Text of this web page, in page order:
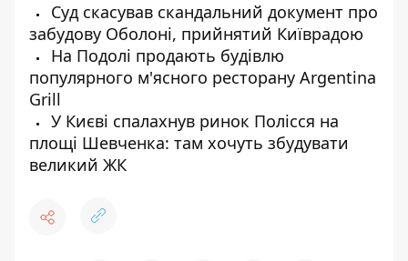
Суд скасував скандальний документ про
забудову Оболоні, прийнятий Київрадою
На Подолі продають будівлю
популярного м'ясного ресторану Argentina
Grill
У Києві спалахнув ринок Полісся на
площі Шевченка: там хочуть збудувати
великий ЖК